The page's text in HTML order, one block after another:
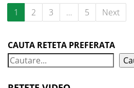
1 2 3 … 5 Next
CAUTA RETETA PREFERATA